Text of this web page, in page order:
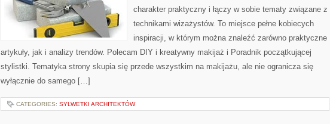
charakter praktyczny i łączy w sobie tematy związane z
technikami wizażystów. To miejsce pełne kobiecych
inspiracji, w którym można znaleźć zarówno praktyczne
artykuły, jak i analizy trendów. Polecam DIY i kreatywny makijaż i Poradnik początkującej
stylistki. Tematyka strony skupia się przede wszystkim na makijażu, ale nie ogranicza się
wyłącznie do samego […]
CATEGORIES: SYLWETKI ARCHITEKTÓW